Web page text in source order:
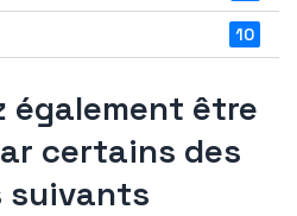
10
également être
certains des
suivants